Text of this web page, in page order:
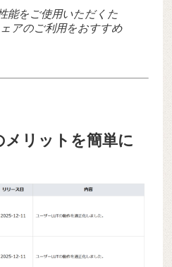
能をご使用いただくた
アのご利用をおすすめ
リットを簡単に